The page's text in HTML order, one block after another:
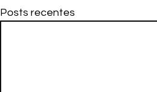
Posts recentes